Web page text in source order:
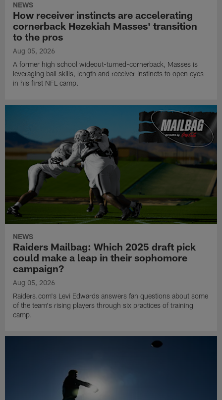
NEWS
How receiver instincts are accelerating
cornerback Hezekiah Masses' transition
to the pros
Aug 05, 2026
A former high school wideout-turned-cornerback, Masses is
leveraging ball skills, length and receiver instincts to open eyes
in his first NFL camp.
NEWS
Raiders Mailbag: Which 2025 draft pick
could make a leap in their sophomore
campaign?
Aug 05, 2026
Raiders.com's Levi Edwards answers fan questions about some
of the team's rising players through six practices of training
camp.